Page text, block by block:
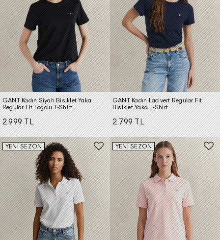
GANT Kadın Siyah Bisiklet Yaka
Regular Fit Logolu T-Shirt
2.999 TL
GANT Kadın Lacivert Regular Fit
Bisiklet Yaka T-Shirt
2.799 TL
YENİ SEZON YENİ SEZON